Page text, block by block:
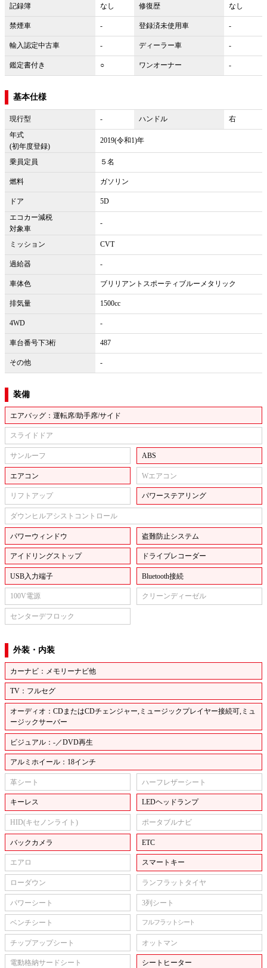
記録簿 なし 修復歴 なし
禁煙車 - 登録済未使用車 -
輸入認定中古車 - ディーラー車 -
鑑定書付き ○ ワンオーナー -
基本仕様
現行型 - ハンドル
右
年式
(初年度登録)
2019(令和1)年
乗員定員 ５名
燃料 ガソリン
ドア
5D
エコカー減税
対象車
-
ミッション CVT
過給器 -
車体色 ブリリアントスポーティブルーメタリック
排気量 1500cc
4WD -
車台番号下3桁 487
その他 -
装備
エアバッグ：運転席/助手席/サイド
スライドドア
サンルーフ ABS
エアコン Wエアコン
リフトアップ パワーステアリング
ダウンヒルアシストコントロール
パワーウィンドウ 盗難防止システム
アイドリングストップ ドライブレコーダー
USB入力端子 Bluetooth接続
100V電源 クリーンディーゼル
センターデフロック
外装・内装
カーナビ：メモリーナビ他
TV：フルセグ
オーディオ：CDまたはCDチェンジャー,ミュージックプレイヤー接続可,ミュ
ージックサーバー
ビジュアル：-／DVD再生
アルミホイール：18インチ
革シート ハーフレザーシート
キーレス LEDヘッドランプ
HID(キセノンライト) ポータブルナビ
バックカメラ ETC
エアロ スマートキー
ローダウン ランフラットタイヤ
パワーシート 3列シート
ベンチシート フルフラットシート
チップアップシート オットマン
電動格納サードシート シートヒーター